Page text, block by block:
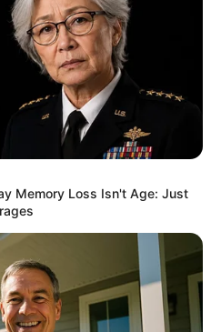
Memory Loss Isn't Age: Just